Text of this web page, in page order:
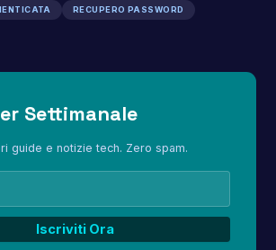
RECUPERO PASSWORD
Settimanale
guide e notizie tech. Zero spam.